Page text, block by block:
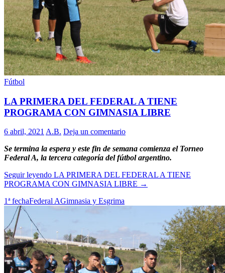
Fútbol
LA PRIMERA DEL FEDERAL A TIENE
PROGRAMA CON GIMNASIA LIBRE
6 abril, 2021 A.B. Deja un comentario
Se termina la espera y este fin de semana comienza el Torneo
Federal A, la tercera categoría del fútbol argentino.
Seguir leyendo LA PRIMERA DEL FEDERAL A TIENE
PROGRAMA CON GIMNASIA LIBRE →
1ª fechaFederal AGimnasia y Esgrima